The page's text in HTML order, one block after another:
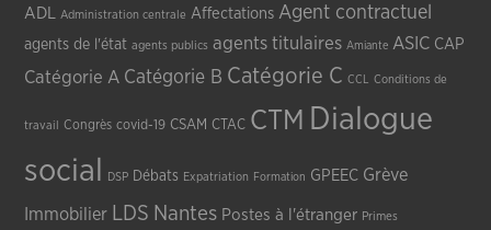
ADL Administration centrale Affectations Agent contractuel
agents de l'état agents publics agents titulaires Amiante ASIC CAP
Catégorie A Catégorie B Catégorie C CCL Conditions de
travail Congrès covid-19 CSAM CTAC CTM Dialogue
social
DSP Débats Expatriation Formation GPEEC Grève
Immobilier LDS Nantes Postes à l'étranger Primes